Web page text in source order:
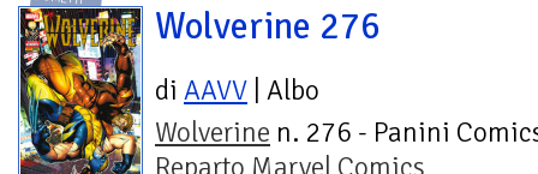
Wolverine 276
di AAVV | Albo
Wolverine n. 276 - Panini